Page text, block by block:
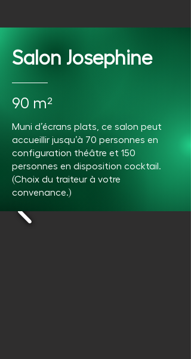
Salon Josephine
90 m²
Muni d’écrans plats, ce salon peut
accueillir jusqu’à 70 personnes en
configuration théâtre et 150
personnes en disposition cocktail.
(Choix du traiteur à votre
convenance.)